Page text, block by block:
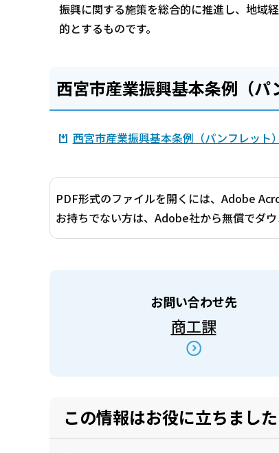
振興に関する施策を総合的に推進し、地域
的とするものです。
西宮市産業振興基本条例（パ
西宮市産業振興基本条例（パンフレット
PDF形式のファイルを開くには、Adobe
お持ちでない方は、Adobe社から無償でダウ
お問い合わせ先
商工課
この情報はお役に立ちまし